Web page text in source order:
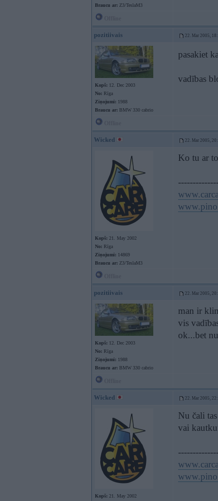
Braucu ar: Z3/TeslaM3
pozitiivais 22. Mar 2005,
Kopš: 12. Dec 2003
No: Rīga
Ziņojumi: 1988
Braucu ar: BMW 330 cabrio
pasakiet
vadības
Wicked 22. Mar 2005,
Kopš: 21. May 2002
No: Rīga
Ziņojumi: 14869
Braucu ar: Z3/TeslaM3
Ko tu ar
pozitiivais 22. Mar 2005,
Kopš: 12. Dec 2003
No: Rīga
Ziņojumi: 1988
Braucu ar: BMW 330 cabrio
man ir
vis
ok...bet
Wicked 22. Mar 2005,
Kopš: 21. May 2002
Nu čali
vai